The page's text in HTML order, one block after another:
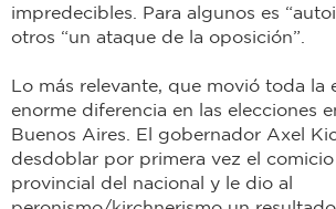
impredecibles. Para algunos es
otros “un ataque de la oposición”.
Lo más relevante, que movió toda la
enorme diferencia en las elecciones
Buenos Aires. El gobernador Axel
desdoblar por primera vez el
provincial del nacional y le dio al